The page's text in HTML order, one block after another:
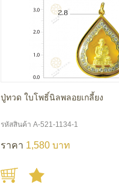
ปู่ทวด ใบโพธิ์นิลพลอยเกลี้ยง
รหัสสินค้า A-521-1134-1
ราคา 1,580 บาท